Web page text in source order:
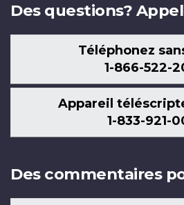
Des questions?
Téléphonez
1-866-522-
Appareil
1-833-921-
Des commentaires